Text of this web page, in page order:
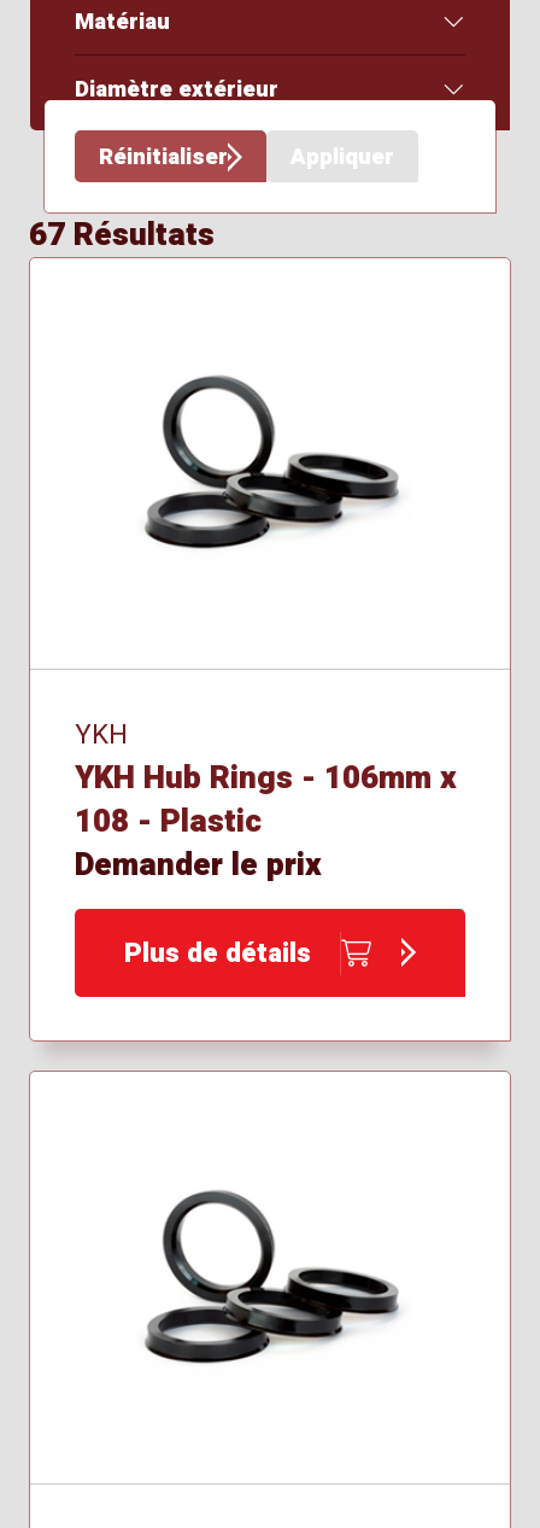
Matériau
Diamètre extérieur
Réinitialiser
Appliquer
67 Résultats
YKH
YKH Hub Rings - 106mm x
108 - Plastic
Demander le prix
Plus de détails